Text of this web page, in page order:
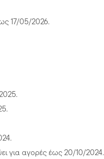
17/05/2026.
για αγορές έως 20/10/2024.